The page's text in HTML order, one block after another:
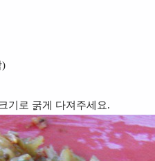
)
기로 굵게 다져주세요.